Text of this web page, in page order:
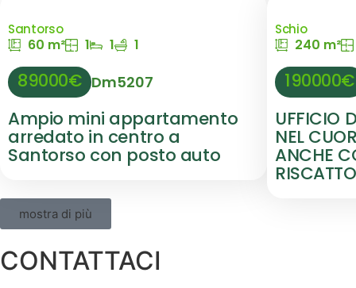
Santorso
60 m² 1 1 1
89000€ Dm5207
Ampio mini appartamento
arredato in centro a
Santorso con posto auto
Schio
240 m²
190000€
UFFICIO
NEL
ANCHE
RISCATTO
mostra di più
CONTATTACI